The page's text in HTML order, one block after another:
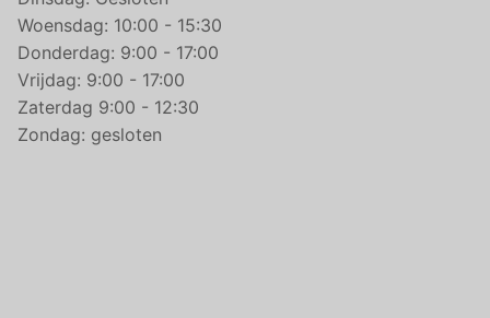
Woensdag: 10:00 - 15:30
Donderdag: 9:00 - 17:00
Vrijdag: 9:00 - 17:00
Zaterdag 9:00 - 12:30
Zondag: gesloten